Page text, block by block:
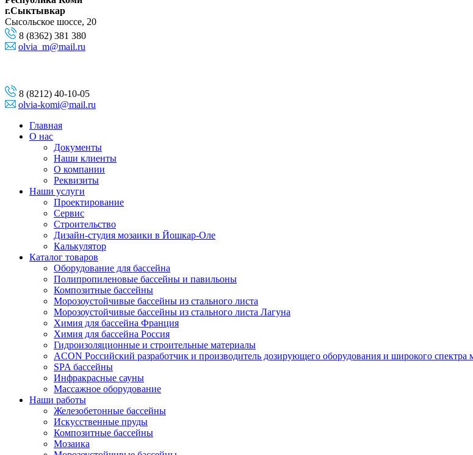
г.Сыктывкар
Сысольское шоссе, 20
8 (8362) 381 380
olvia_m@mail.ru
8 (8212) 40-10-05
olvia-komi@mail.ru
Главная
О нас
Документы
Наши клиенты
О компании
Реквизиты
Наши услуги
Проектирование
Сервис
Строительство
Дизайн-студия мозаики в Йошкар-Оле
Калькулятор
Каталог товаров
Оборудование для бассейна
Полипропиленовые бассейны и павильоны
Композитные бассейны
Морозоустойчивые бассейны из стального листа
Морозоустойчивые бассейны из стального листа Лагуна
Химия для бассейна Франция
Химия для бассейна Россия
Гидроизоляционные и строительные материалы
ACON Российский разработчик и производитель дозирующего оборудования и широкого спектра
SPA бассейны
Инфракрасные сауны
Массажное оборудование
Наши работы
Железобетонные бассейны
Искусственные пруды
Композитные бассейны
Мозаика